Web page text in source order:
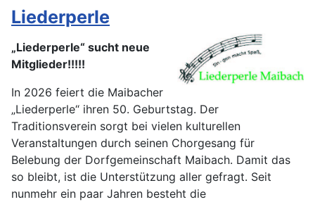
Liederperle
„Liederperle“ sucht neue
Mitglieder!!!!!
In 2026 feiert die Maibacher
„Liederperle“ ihren 50. Geburtstag. Der
Traditionsverein sorgt bei vielen kulturellen
Veranstaltungen durch seinen Chorgesang für
Belebung der Dorfgemeinschaft Maibach. Damit das
so bleibt, ist die Unterstützung aller gefragt. Seit
nunmehr ein paar Jahren besteht die